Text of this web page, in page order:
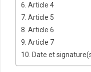
Article 4
Article 5
Article 6
Article 7
Date et